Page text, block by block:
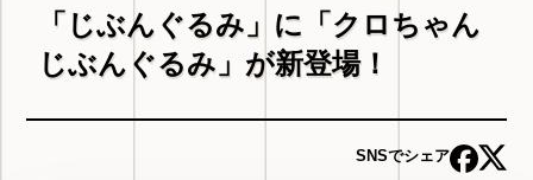
「じぶんぐるみ」に「クロちゃん
じぶんぐるみ」が新登場！
SNSでシェア